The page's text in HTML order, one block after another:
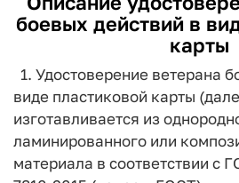
боевых действий в
карты
1. Удостоверение ветерана
виде пластиковой карты
изготавливается из
ламинированного или
материала в соответствии